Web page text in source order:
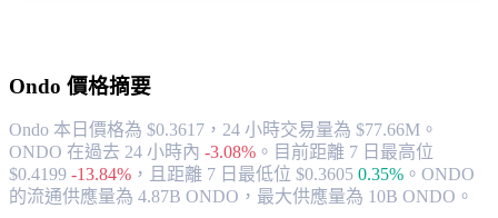
Ondo 價格摘要
Ondo 本日價格為 $0.3617，24 小時交易量為 $77.66M。
ONDO 在過去 24 小時內 -3.08% 。 目前距離 7 日最高位
$0.4199 -13.84% ， 且距離 7 日最低位 $0.3605 0.35% 。 ONDO
的流通供應量為 4.87B ONDO，最大供應量為 10B ONDO。